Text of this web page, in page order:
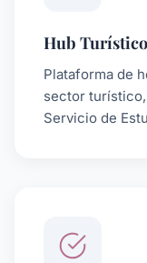
Hub Turístico
Plataforma de
sector
Servicio de